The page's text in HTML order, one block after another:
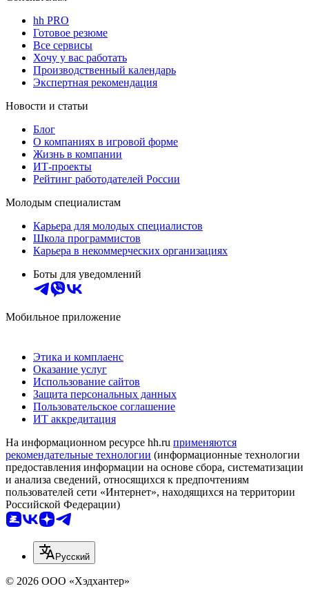
hh PRO
Готовое резюме
Все сервисы
Хочу у вас работать
Производственный календарь
Экспертная рекомендация
Новости и статьи
Блог
О компаниях в игровой форме
Жизнь в компании
ИТ-проекты
Рейтинг работодателей России
Молодым специалистам
Карьера для молодых специалистов
Школа программистов
Карьера в некоммерческих организациях
Боты для уведомлений
Мобильное приложение
Этика и комплаенс
Оказание услуг
Использование сайтов
Защита персональных данных
Пользовательское соглашение
ИТ аккредитация
На информационном ресурсе hh.ru применяются
рекомендательные технологии (информационные технологии
предоставления информации на основе сбора, систематизации
и анализа сведений, относящихся к предпочтениям
пользователей сети «Интернет», находящихся на территории
Российской Федерации)
Русский
© 2026 ООО «Хэдхантер»